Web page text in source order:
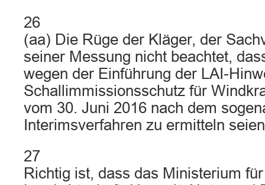
26
(aa) Die Rüge der Kläger, der
seiner Messung nicht beachtet,
wegen der Einführung der LAI-
Schallimmissionsschutz für
vom 30. Juni 2016 nach dem
Interimsverfahren zu ermitteln
27
Richtig ist, dass das Ministerium